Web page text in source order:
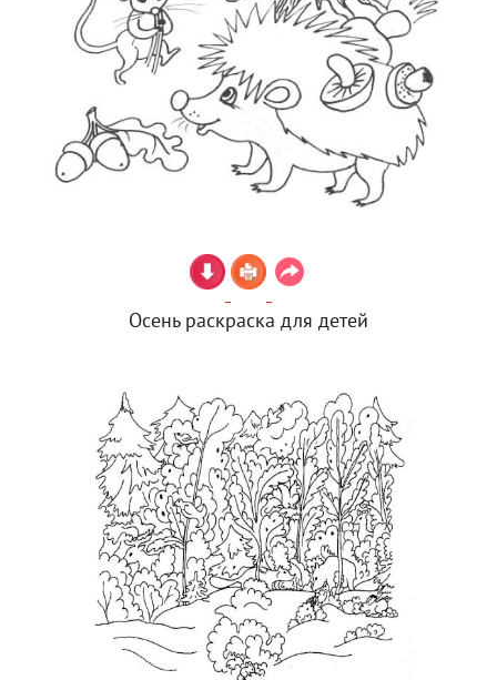
Осень раскраска для детей